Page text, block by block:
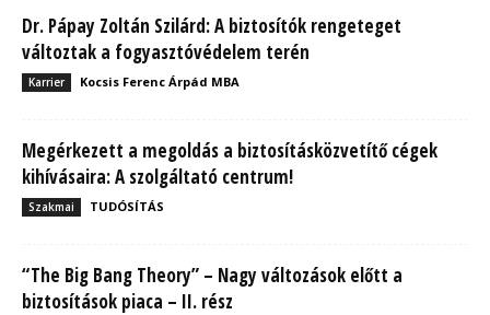
Dr. Pápay Zoltán Szilárd: A biztosítók rengeteget
változtak a fogyasztóvédelem terén
Karrier Kocsis Ferenc Árpád MBA
Megérkezett a megoldás a biztosításközvetítő cégek
kihívásaira: A szolgáltató centrum!
Szakmai TUDÓSÍTÁS
“The Big Bang Theory” – Nagy változások előtt a
biztosítások piaca – II. rész